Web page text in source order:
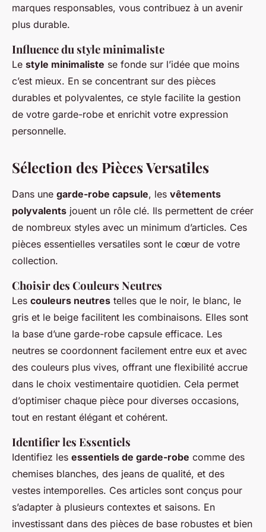
marques responsables, vous contribuez à un avenir
plus durable.
Influence du style minimaliste
Le style minimaliste se fonde sur l’idée que moins
c’est mieux. En se concentrant sur des pièces
durables et polyvalentes, ce style facilite la gestion
de votre garde-robe et enrichit votre expression
personnelle.
Sélection des Pièces Versatiles
Dans une garde-robe capsule, les vêtements
polyvalents jouent un rôle clé. Ils permettent de créer
de nombreux styles avec un minimum d’articles. Ces
pièces essentielles versatiles sont le cœur de votre
collection.
Choisir des Couleurs Neutres
Les couleurs neutres telles que le noir, le blanc, le
gris et le beige facilitent les combinaisons. Elles sont
la base d’une garde-robe capsule efficace. Les
neutres se coordonnent facilement entre eux et avec
des couleurs plus vives, offrant une flexibilité accrue
dans le choix vestimentaire quotidien. Cela permet
d’optimiser chaque pièce pour diverses occasions,
tout en restant élégant et cohérent.
Identifier les Essentiels
Identifiez les essentiels de garde-robe comme des
chemises blanches, des jeans de qualité, et des
vestes intemporelles. Ces articles sont conçus pour
s’adapter à plusieurs contextes et saisons. En
investissant dans des pièces de base robustes et bien